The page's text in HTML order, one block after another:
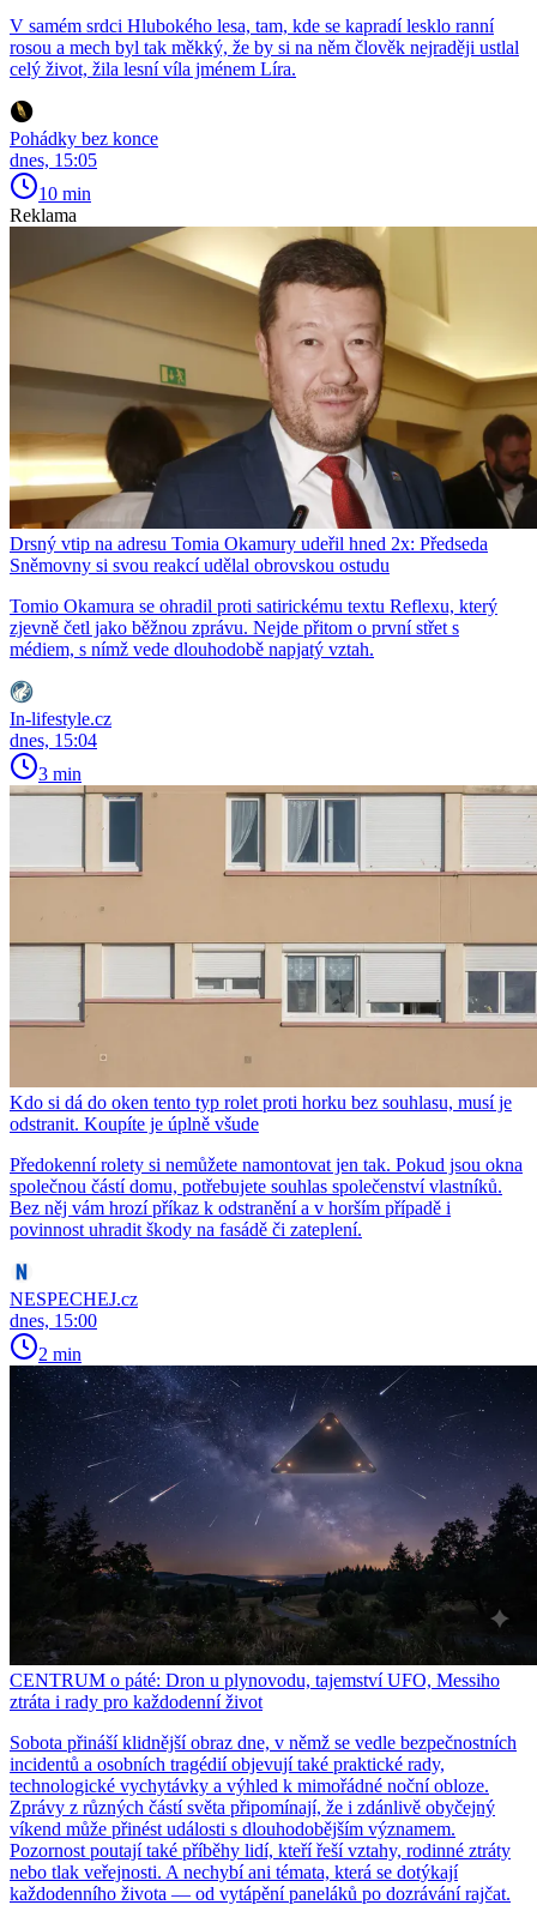
V samém srdci Hlubokého lesa, tam, kde se kapradí lesklo ranní
rosou a mech byl tak měkký, že by si na něm člověk nejraději ustlal
celý život, žila lesní víla jménem Líra.
Pohádky bez konce
dnes, 15:05
10 min
Reklama
Drsný vtip na adresu Tomia Okamury udeřil hned 2x: Předseda
Sněmovny si svou reakcí udělal obrovskou ostudu
Tomio Okamura se ohradil proti satirickému textu Reflexu, který
zjevně četl jako běžnou zprávu. Nejde přitom o první střet s
médiem, s nímž vede dlouhodobě napjatý vztah.
In-lifestyle.cz
dnes, 15:04
3 min
Kdo si dá do oken tento typ rolet proti horku bez souhlasu, musí je
odstranit. Koupíte je úplně všude
Předokenní rolety si nemůžete namontovat jen tak. Pokud jsou okna
společnou částí domu, potřebujete souhlas společenství vlastníků.
Bez něj vám hrozí příkaz k odstranění a v horším případě i
povinnost uhradit škody na fasádě či zateplení.
NESPECHEJ.cz
dnes, 15:00
2 min
CENTRUM o páté: Dron u plynovodu, tajemství UFO, Messiho
ztráta i rady pro každodenní život
Sobota přináší klidnější obraz dne, v němž se vedle bezpečnostních
incidentů a osobních tragédií objevují také praktické rady,
technologické vychytávky a výhled k mimořádné noční obloze.
Zprávy z různých částí světa připomínají, že i zdánlivě obyčejný
víkend může přinést události s dlouhodobějším významem.
Pozornost poutají také příběhy lidí, kteří řeší vztahy, rodinné ztráty
nebo tlak veřejnosti. A nechybí ani témata, která se dotýkají
každodenního života — od vytápění paneláků po dozrávání rajčat.